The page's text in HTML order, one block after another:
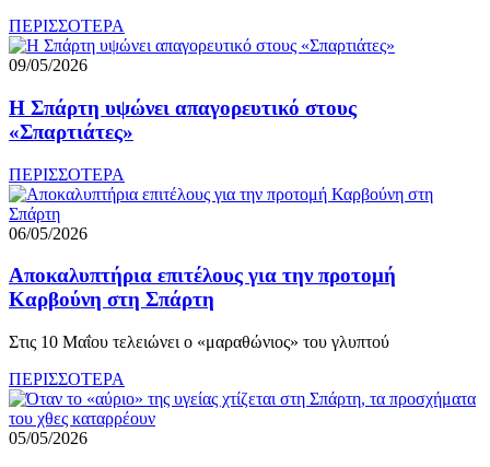
ΠΕΡΙΣΣΟΤΕΡΑ
09/05/2026
Η Σπάρτη υψώνει απαγορευτικό στους
«Σπαρτιάτες»
ΠΕΡΙΣΣΟΤΕΡΑ
06/05/2026
Αποκαλυπτήρια επιτέλους για την προτομή
Καρβούνη στη Σπάρτη
Στις 10 Μαΐου τελειώνει ο «μαραθώνιος» του γλυπτού
ΠΕΡΙΣΣΟΤΕΡΑ
05/05/2026